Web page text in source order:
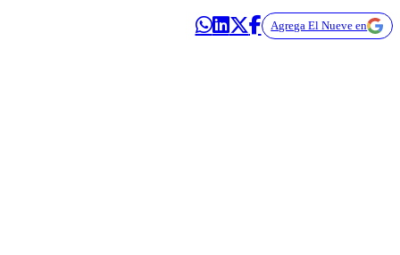
Agrega El Nueve en